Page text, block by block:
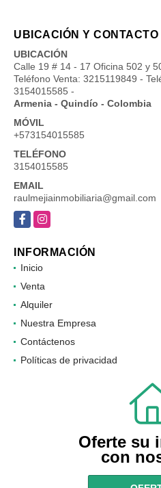
UBICACIÓN Y CONTACTO
UBICACIÓN
Calle 19 # 14 - 17 Oficina 502 y
Teléfono Venta: 3215119849 -
3154015585 -
Armenia - Quindío - Colombia
MÓVIL
+573154015585
TELÉFONO
3154015585
EMAIL
raulmejiainmobiliaria@gmail.com
FacebookInstagram
INFORMACIÓN
Inicio
Venta
Alquiler
Nuestra Empresa
Contáctenos
Políticas de privacidad
Oferte su
con